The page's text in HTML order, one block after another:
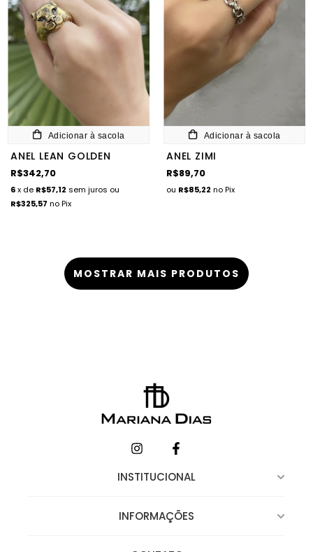
Adicionar à sacola
ANEL LEAN GOLDEN
R$342,70
6x de R$57,12 sem juros ou
R$325,57 no Pix
Adicionar à sacola
ANEL ZIMI
R$89,70
ou R$85,22 no Pix
MOSTRAR MAIS PRODUTOS
INSTITUCIONAL
INFORMAÇÕES